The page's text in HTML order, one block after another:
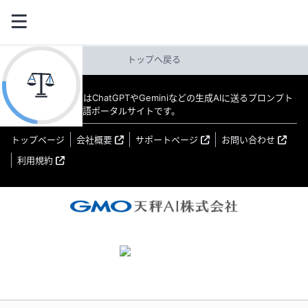
トップへ戻る
教えてAI byGMO はChatGPTやGeminiなどの生成AIに送るプロンプト
（指示文）の日本語ポータルサイトです。
トップページ 会社概要 サポートページ
お問い合わせ
利用規約